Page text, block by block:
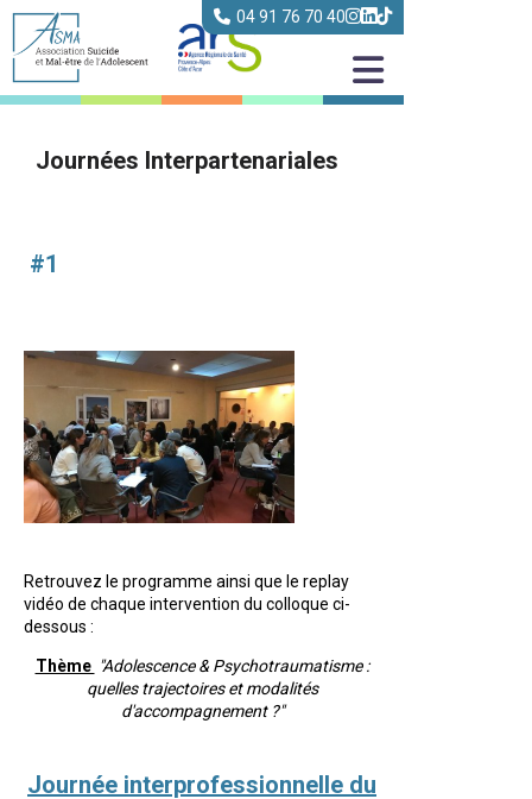
04 91 76 70 40
Journées Interpartenariales
#1
Retrouvez le programme ainsi que le replay
vidéo de chaque intervention du colloque ci-
dessous :
Thème "Adolescence & Psychotraumatisme :
quelles trajectoires et modalités
d'accompagnement ?"
Journée interprofessionnelle du